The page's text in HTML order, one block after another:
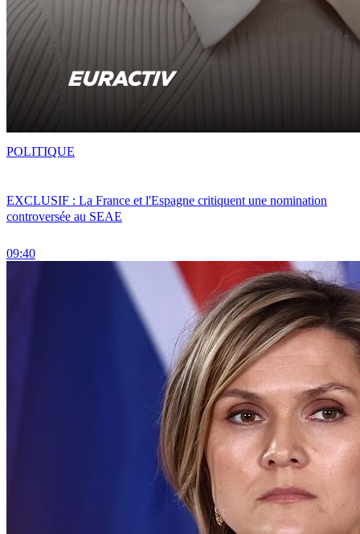
EXCLUSIF : La France et l'Espagne critiquent une nomination
controversée au SEAE
09:40
POLITIQUE